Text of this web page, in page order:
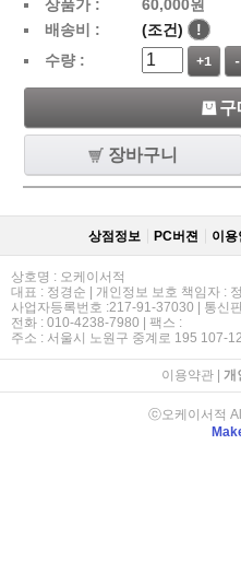
상품가 : 60,000원
배송비 :
(조건)
!
수량 :
+1
구
장바구니
상점정보 PC버젼 이용
상호명 : 오케이서적
대표 : 정경순 | 개인정보 보호 책임자 :
사업자등록번호 :217-91-37030 | 통신
전화 : 010-4238-7980 | 팩스 :
주소 : 서울시 노원구 중계로 195 107-
이용약관| 개
ⓒ오케이서적